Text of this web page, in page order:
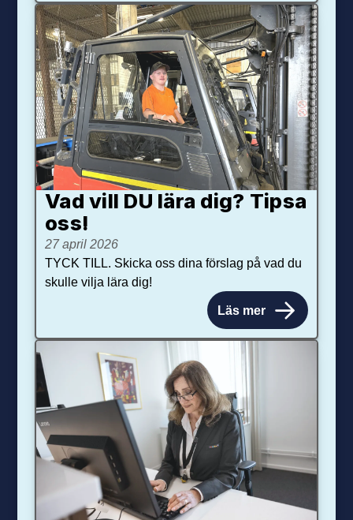
Vad vill DU lära dig? Tipsa
oss!
27 april 2026
TYCK TILL. Skicka oss dina förslag på vad du
skulle vilja lära dig!
Läs mer